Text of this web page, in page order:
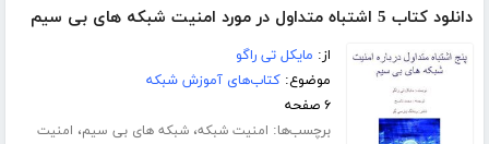
دانلود کتاب 5 اشتباه متداول در مورد امنیت شبکه های بی سیم
از: مایکل تی راگو
موضوع:کتاب‌های آموزش شبکه
۶ صفحه
برچسب‌ها: امنیت شبکه،شبکه های بی سیم، امنیت